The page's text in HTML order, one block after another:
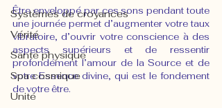
Systèmes de croyances
Vérité
Santé physique
Spa cosmique
Unité
Être enveloppé par ces sons pendant toute
une journée permet d’augmenter votre taux
vibratoire, d’ouvrir votre conscience à des
aspects supérieurs et de ressentir
profondément l’amour de la Source et de
votre Essence divine, qui est le fondement
de votre être.